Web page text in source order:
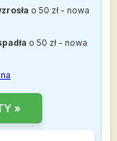
o 50 zł - nowa
o 50 zł - nowa
»